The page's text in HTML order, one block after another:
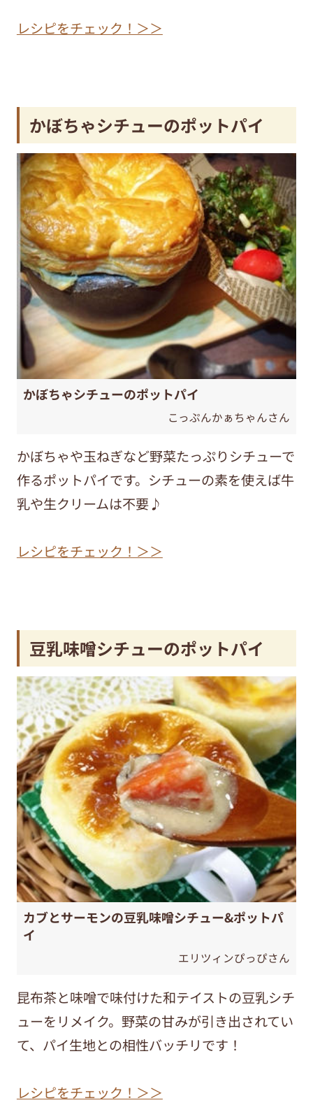
レシピをチェック！＞＞
かぼちゃシチューのポットパイ
かぼちゃシチューのポットパイ
こっぷんかぁちゃんさん
かぼちゃや玉ねぎなど野菜たっぷりシチューで
作るポットパイです。シチューの素を使えば牛
乳や生クリームは不要♪
レシピをチェック！＞＞
豆乳味噌シチューのポットパイ
カブとサーモンの豆乳味噌シチュー&ポットパ
イ
エリツィンぴっぴさん
昆布茶と味噌で味付けた和テイストの豆乳シチ
ューをリメイク。野菜の甘みが引き出されてい
て、パイ生地との相性バッチリです！
レシピをチェック！＞＞